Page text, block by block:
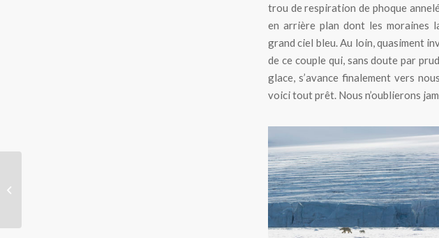
trou de respiration de phoque
en arrière plan dont les moraines
grand ciel bleu. Au loin, quasiment
de ce couple qui, sans doute par
glace, s’avance finalement vers
voici tout prêt. Nous n’oublierons